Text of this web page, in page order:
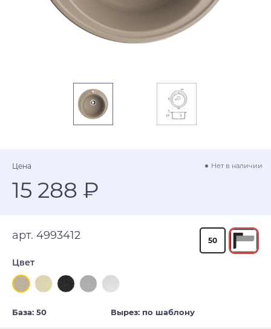
Цена Нет в наличии
15 288 ₽
арт. 4993412 50
Цвет
База: 50 Вырез: по шаблону